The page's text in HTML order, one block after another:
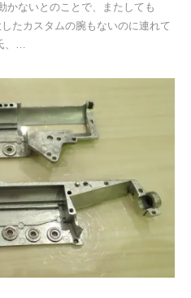
かないとのことで、またしても
たカスタムの腕もないのに連れて
、…